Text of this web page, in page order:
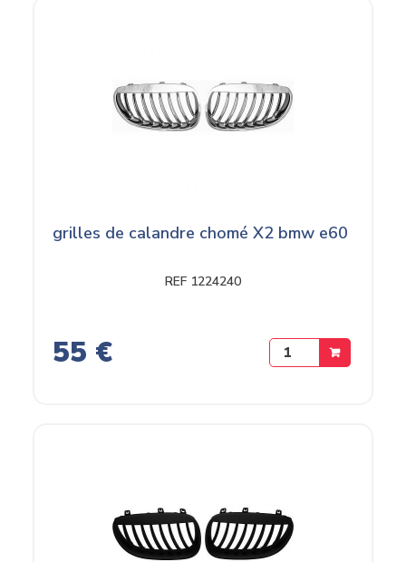
grilles de calandre chomé X2 bmw e60
REF 1224240
55 €